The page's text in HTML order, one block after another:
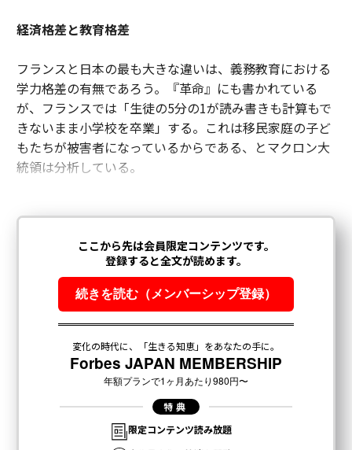
経済格差と教育格差
フランスと日本の最も大きな違いは、義務教育における
学力格差の有無であろう。『革命』にも書かれている
が、フランスでは「生徒の5分の1が読み書きも計算もで
きないまま小学校を卒業」する。これは移民家庭の子ど
もたちが被害者になっているからである、とマクロン大
統領は分析している。